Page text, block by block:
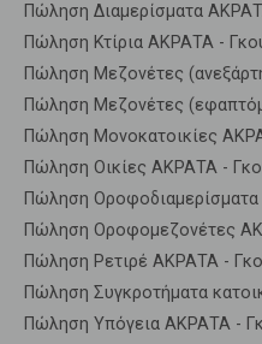
Πώληση Διαμερίσματα
Πώληση Κτίρια ΑΚΡΑΤΑ -
Πώληση Μεζονέτες
Πώληση Μεζονέτες
Πώληση Μονοκατοικίες
Πώληση Οικίες ΑΚΡΑΤΑ -
Πώληση
Πώληση Οροφομεζονέτες
Πώληση Ρετιρέ ΑΚΡΑΤΑ -
Πώληση Συγκροτήματα
Πώληση Υπόγεια ΑΚΡΑΤΑ -